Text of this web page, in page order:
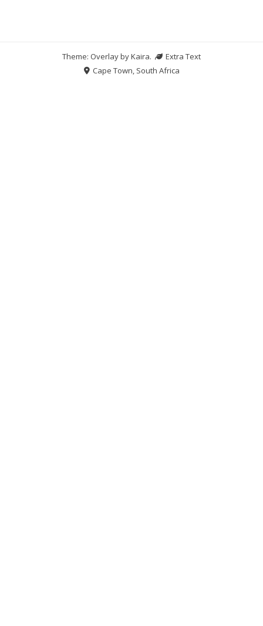
Theme: Overlay byKaira.
Extra Text
Cape Town, South Africa